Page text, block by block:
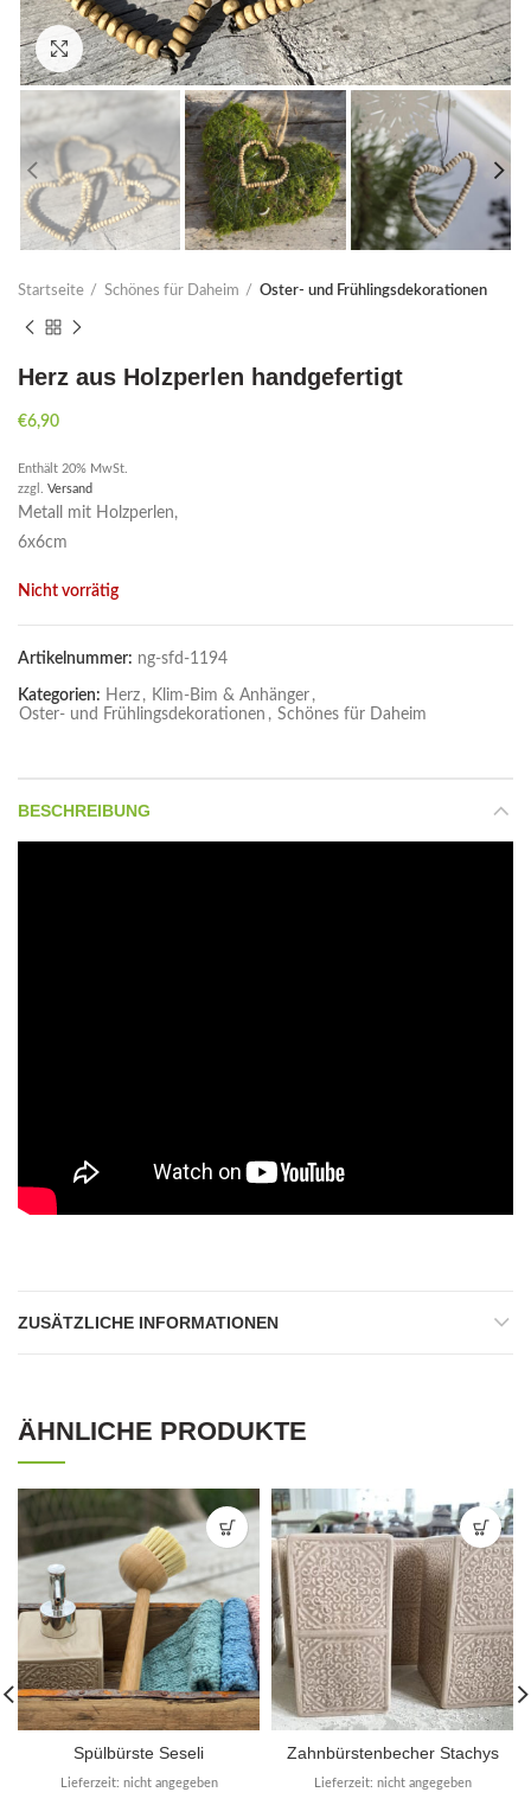
Click to enlarge
Startseite Schönes für Daheim Oster- und Frühlingsdekorationen
Herz aus Holzperlen handgefertigt
€6,90
Enthält 20% MwSt.
zzgl. Versand
Metall mit Holzperlen,
6x6cm
Nicht vorrätig
Artikelnummer: ng-sfd-1194
Kategorien: Herz , Klim-Bim & Anhänger ,
Oster- und Frühlingsdekorationen , Schönes für Daheim
BESCHREIBUNG
ZUSÄTZLICHE INFORMATIONEN
ÄHNLICHE PRODUKTE
Spülbürste Seseli
Lieferzeit: nicht angegeben
Zahnbürstenbecher Stachys
Lieferzeit: nicht angegeben